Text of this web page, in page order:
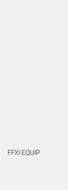
FFXI EQUIP